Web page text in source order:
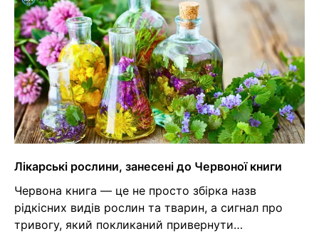
Лікарські рослини, занесені до Червоної книги
Червона книга — це не просто збірка назв
рідкісних видів рослин та тварин, а сигнал про
тривогу, який покликаний привернути…